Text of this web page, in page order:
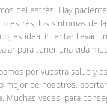
del estrés. Hay
estrés, los síntomas de
es ideal intentar llevar
para tener una vida
por vuestra salud y
mejor de nosotros,
Muchas veces, para